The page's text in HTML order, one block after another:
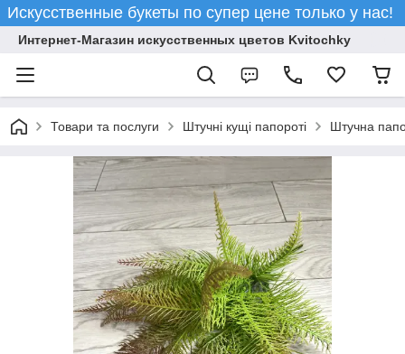
Искусственные букеты по супер цене только у нас!
Интернет-Магазин искусственных цветов Kvitochky
Товари та послуги Штучні кущі папороті Штучна